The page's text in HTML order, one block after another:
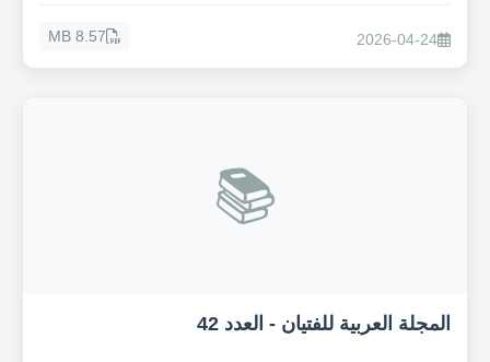
2026-04-24
8.57 MB
📚
المجلة العربية للفتيان - العدد 42